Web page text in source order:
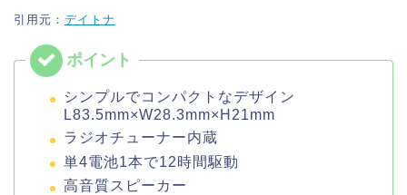
引用元： デイトナ
シンプルでコンパクトなデザイン
L83.5mm×W28.3mm×H21mm
ラジオチューナー内蔵
単4電池1本で12時間駆動
高音質スピーカー